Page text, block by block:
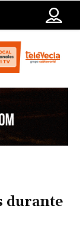
durante